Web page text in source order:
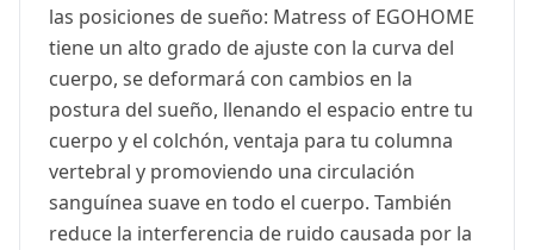
las posiciones de sueño: Matress of EGOHOME
tiene un alto grado de ajuste con la curva del
cuerpo, se deformará con cambios en la
postura del sueño, llenando el espacio entre tu
cuerpo y el colchón, ventaja para tu columna
vertebral y promoviendo una circulación
sanguínea suave en todo el cuerpo. También
reduce la interferencia de ruido causada por la